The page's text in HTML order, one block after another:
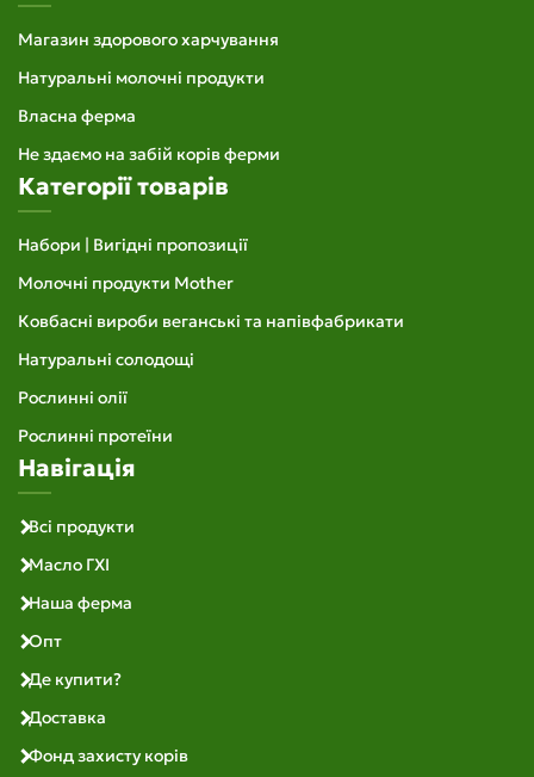
Магазин здорового харчування
Натуральні молочні продукти
Власна ферма
Не здаємо на забій корів ферми
Категорії товарів
Набори | Вигідні пропозиції
Молочні продукти Mother
Ковбасні вироби веганські та напівфабрикати
Натуральні солодощі
Рослинні олії
Рослинні протеїни
Навігація
Всі продукти
Масло ГХІ
Наша ферма
Опт
Де купити?
Доставка
Фонд захисту корів